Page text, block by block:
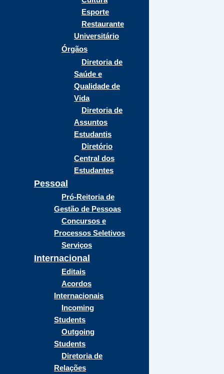
Esporte
Restaurante
Universitário
Órgãos
Diretoria de
Saúde e
Qualidade de
Vida
Diretoria de
Assuntos
Estudantis
Diretório
Central dos
Estudantes
Pessoal
Pró-Reitoria de
Gestão de Pessoas
Concursos e
Processos Seletivos
Serviços
Internacional
Editais
Acordos
Internacionais
Incoming
Students
Outgoing
Students
Diretoria de
Relações